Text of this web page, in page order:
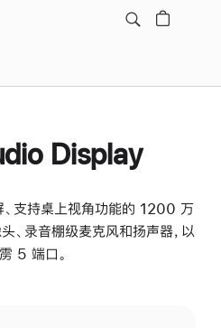
Display
支持桌上视角功能的 1200 万
录音棚级麦克风和扬声器，以
5 端口。